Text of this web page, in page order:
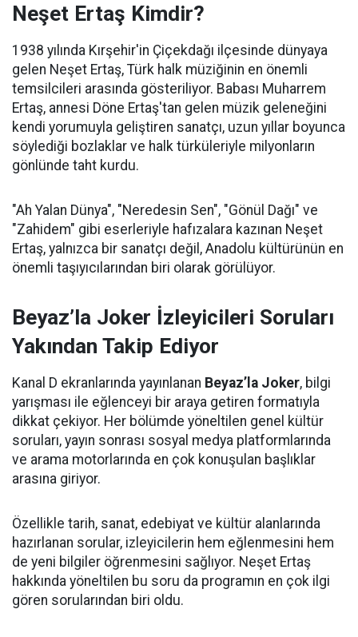
Neşet Ertaş Kimdir?
1938 yılında Kırşehir'in Çiçekdağı ilçesinde dünyaya
gelen Neşet Ertaş, Türk halk müziğinin en önemli
temsilcileri arasında gösteriliyor. Babası Muharrem
Ertaş, annesi Döne Ertaş'tan gelen müzik geleneğini
kendi yorumuyla geliştiren sanatçı, uzun yıllar boyunca
söylediği bozlaklar ve halk türküleriyle milyonların
gönlünde taht kurdu.
"Ah Yalan Dünya", "Neredesin Sen", "Gönül Dağı" ve
"Zahidem" gibi eserleriyle hafızalara kazınan Neşet
Ertaş, yalnızca bir sanatçı değil, Anadolu kültürünün en
önemli taşıyıcılarından biri olarak görülüyor.
Beyaz’la Joker İzleyicileri Soruları
Yakından Takip Ediyor
Kanal D ekranlarında yayınlanan Beyaz’la Joker, bilgi
yarışması ile eğlenceyi bir araya getiren formatıyla
dikkat çekiyor. Her bölümde yöneltilen genel kültür
soruları, yayın sonrası sosyal medya platformlarında
ve arama motorlarında en çok konuşulan başlıklar
arasına giriyor.
Özellikle tarih, sanat, edebiyat ve kültür alanlarında
hazırlanan sorular, izleyicilerin hem eğlenmesini hem
de yeni bilgiler öğrenmesini sağlıyor. Neşet Ertaş
hakkında yöneltilen bu soru da programın en çok ilgi
gören sorularından biri oldu.